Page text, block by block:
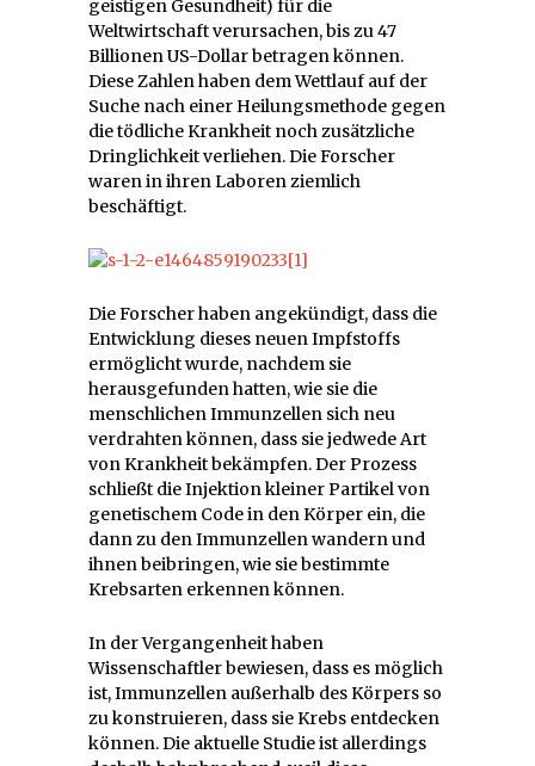
geistigen Gesundheit) für die
Weltwirtschaft verursachen, bis zu 47
Billionen US-Dollar betragen können.
Diese Zahlen haben dem Wettlauf auf der
Suche nach einer Heilungsmethode gegen
die tödliche Krankheit noch zusätzliche
Dringlichkeit verliehen. Die Forscher
waren in ihren Laboren ziemlich
beschäftigt.
Die Forscher haben angekündigt, dass die
Entwicklung dieses neuen Impfstoffs
ermöglicht wurde, nachdem sie
herausgefunden hatten, wie sie die
menschlichen Immunzellen sich neu
verdrahten können, dass sie jedwede Art
von Krankheit bekämpfen. Der Prozess
schließt die Injektion kleiner Partikel von
genetischem Code in den Körper ein, die
dann zu den Immunzellen wandern und
ihnen beibringen, wie sie bestimmte
Krebsarten erkennen können.
In der Vergangenheit haben
Wissenschaftler bewiesen, dass es möglich
ist, Immunzellen außerhalb des Körpers so
zu konstruieren, dass sie Krebs entdecken
können. Die aktuelle Studie ist allerdings